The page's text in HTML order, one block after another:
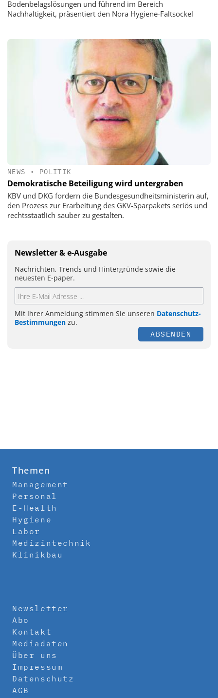
Bodenbelagslösungen und führend im Bereich
Nachhaltigkeit, präsentiert den Nora Hygiene-Faltsockel
NEWS • POLITIK
Demokratische Beteiligung wird untergraben
KBV und DKG fordern die Bundesgesundheitsministerin auf,
den Prozess zur Erarbeitung des GKV-Sparpakets seriös und
rechtsstaatlich sauber zu gestalten.
Newsletter & e-Ausgabe
Nachrichten, Trends und Hintergründe sowie die
neuesten E-paper.
Mit Ihrer Anmeldung stimmen Sie unseren Datenschutz-
Bestimmungen zu.
ABSENDEN
Themen
Management
Personal
E-Health
Hygiene
Labor
Medizintechnik
Klinikbau
Newsletter
Abo
Kontakt
Mediadaten
Über uns
Impressum
Datenschutz
AGB